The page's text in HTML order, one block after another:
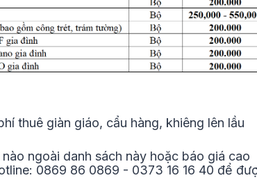
thuê giàn giáo, cẩu hàng, khiêng lên lầu
ngoài danh sách này hoặc báo giá cao
0869 86 0869 - 0373 16 16 40 để